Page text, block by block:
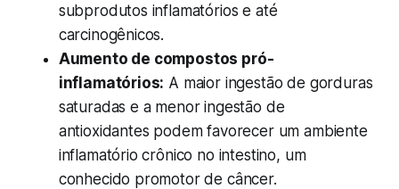
subprodutos inflamatórios e até
carcinogênicos.
Aumento de compostos pró-
inflamatórios: A maior ingestão de gorduras
saturadas e a menor ingestão de
antioxidantes podem favorecer um ambiente
inflamatório crônico no intestino, um
conhecido promotor de câncer.